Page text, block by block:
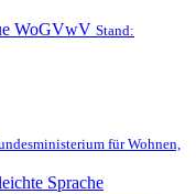
WoGVwV Stand:
für Wohnen,
Sprache